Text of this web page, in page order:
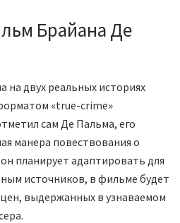
Брайана Де
на двух реальных историях
«true-crime»
сам Де Пальма, его
манера повествования о
планирует адаптировать для
источников, в фильме будет
выдержанных в узнаваемом